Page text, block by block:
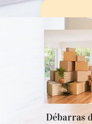
Débarras